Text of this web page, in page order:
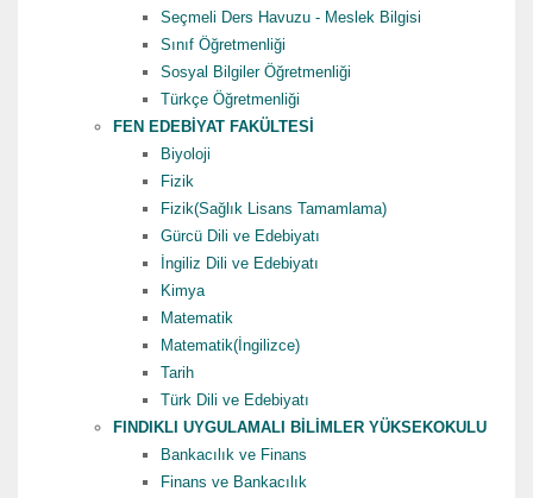
Seçmeli Ders Havuzu - Meslek Bilgisi
Sınıf Öğretmenliği
Sosyal Bilgiler Öğretmenliği
Türkçe Öğretmenliği
FEN EDEBİYAT FAKÜLTESİ
Biyoloji
Fizik
Fizik(Sağlık Lisans Tamamlama)
Gürcü Dili ve Edebiyatı
İngiliz Dili ve Edebiyatı
Kimya
Matematik
Matematik(İngilizce)
Tarih
Türk Dili ve Edebiyatı
FINDIKLI UYGULAMALI BİLİMLER YÜKSEKOKULU
Bankacılık ve Finans
Finans ve Bankacılık